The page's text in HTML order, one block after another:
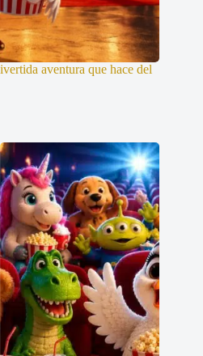
aventura que hace del